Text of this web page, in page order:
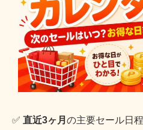
✅ 直近3ヶ月 の主要セール日